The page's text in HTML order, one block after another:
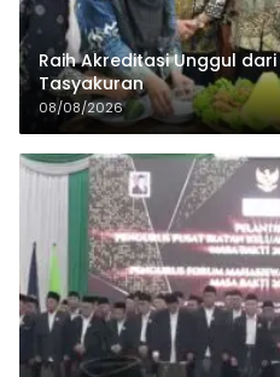
Raih Akreditasi Unggul dari
Tasyakuran
08/08/2026